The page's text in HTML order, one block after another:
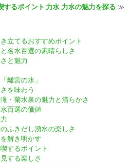
するポイント 力水 力水の魅力を探る ≫
立てるおすすめポイント
名水百選の素晴らしさ
と魅力
離宮の水」
を味わう
・菊水泉の魅力と清らかさ
百選の価値
ふきだし湧水の楽しさ
解き明かす
するポイント
する楽しさ